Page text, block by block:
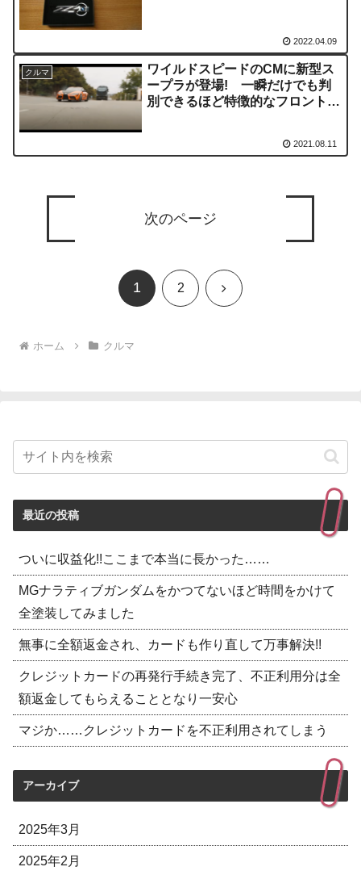
2022.04.09
クルマ
ワイルドスピードのCMに新型ス
ープラが登場! 一瞬だけでも判
別できるほど特徴的なフロントデ
2021.08.11
次のページ
1 2 次
ホーム クルマ
最近の投稿
ついに収益化!!ここまで本当に長かった……
MGナラティブガンダムをかつてないほど時間をかけて
全塗装してみました
無事に全額返金され、カードも作り直して万事解決!!
クレジットカードの再発行手続き完了、不正利用分は全
額返金してもらえることとなり一安心
マジか……クレジットカードを不正利用されてしまう
アーカイブ
2025年3月
2025年2月